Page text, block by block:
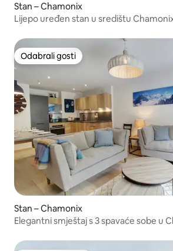
Stan – Chamonix
Lijepo uređen stan u središtu
Odabrali gosti
Odabrali gosti
Stan – Chamonix
Elegantni smještaj s 3 spavaće sobe u